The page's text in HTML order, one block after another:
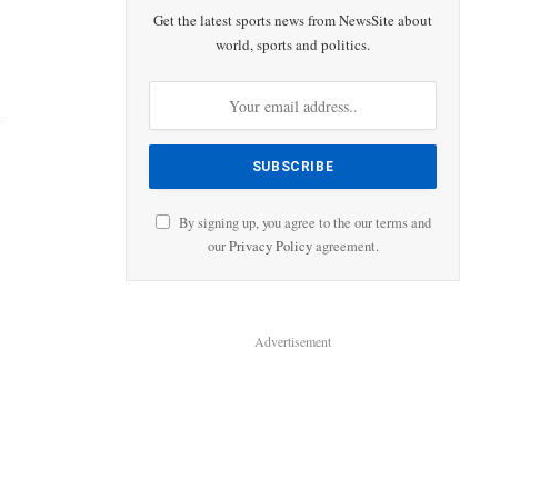
Get the latest sports news from NewsSite about
world, sports and politics.
By signing up, you agree to the our terms and
ourPrivacy Policyagreement.
Advertisement